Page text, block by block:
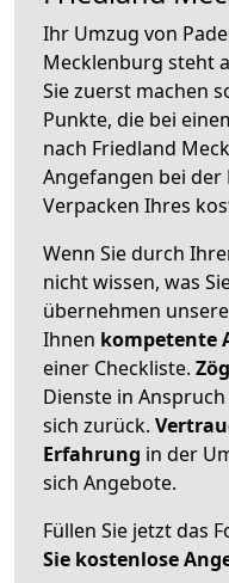
Ihr Umzug von
Mecklenburg steht
Sie zuerst machen
Punkte, die bei
nach Friedland
Angefangen bei der
Verpacken Ihres
Wenn Sie durch
nicht wissen, was
übernehmen
Ihnen kompetente
einer Checkliste.
Dienste in
sich zurück.
Erfahrung in der
sich Angebote.
Füllen Sie jetzt das
Sie kostenlose